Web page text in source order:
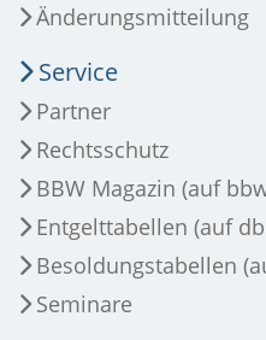
Änderungsmitteilung
Service
Partner
Rechtsschutz
BBW Magazin (auf
Entgelttabellen (auf
Besoldungstabellen
Seminare